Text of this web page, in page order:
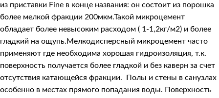
из приставки Fine в конце названия: он состоит из порошка
более мелкой фракции 200мкм.Такой микроцемент
обладает более невысоким расходом ( 1-1,2кг/м2) и более
гладкий на ощупь.Мелкодисперсный микроцемент часто
применяют где необходима хорошая гидроизоляция, т.к.
поверхность получается более гладкой и без каверн за счет
отсутствия катающейся фракции. Полы и стены в санузлах
особенно в местах прямого попадания воды. Поверхность